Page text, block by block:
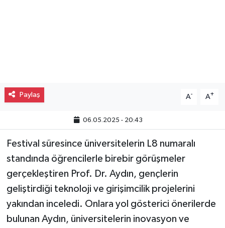
Paylaş A- A+
06.05.2025 - 20:43
Festival süresince üniversitelerin L8 numaralı
standında öğrencilerle birebir görüşmeler
gerçekleştiren Prof. Dr. Aydın, gençlerin
geliştirdiği teknoloji ve girişimcilik projelerini
yakından inceledi. Onlara yol gösterici önerilerde
bulunan Aydın, üniversitelerin inovasyon ve